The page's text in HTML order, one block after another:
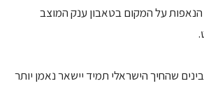
על המקום בטאבון ענק המוצב
שהחיך הישראלי תמיד יישאר נאמן יותר